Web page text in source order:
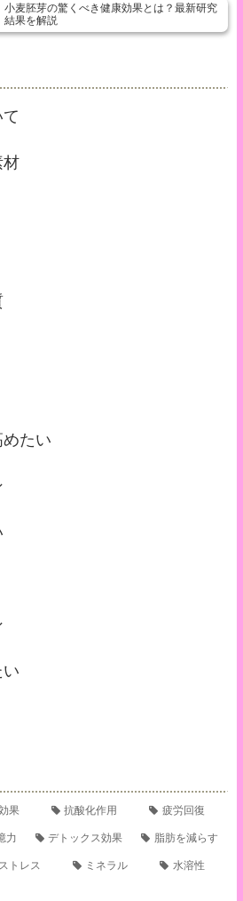
小麦胚芽の驚くべき健康効果とは？最新研究
結果を解説
材
たい
果 抗酸化作用 疲労回復
力 デトックス効果 脂肪を減らす
ストレス ミネラル 水溶性